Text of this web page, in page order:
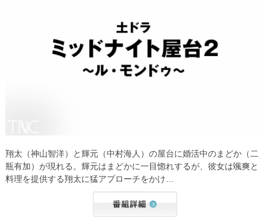
翔太（神山智洋）と輝元（中村海人）の屋台に婚活中のまどか（二
瓶有加）が現れる。輝元はまどかに一目惚れするが、彼女は颯爽と
料理を提供する翔太に猛アプローチをかけ…